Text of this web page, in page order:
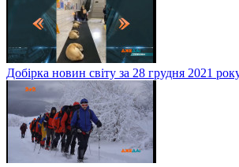
Добірка новин світу за 28 грудня 2021